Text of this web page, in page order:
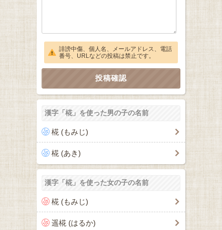
誹謗中傷、個人名、メールアドレス、電話
番号、URLなどの投稿は禁止です。
漢字「椛」を使った男の子の名前
椛 (もみじ)
椛 (あき)
漢字「椛」を使った女の子の名前
椛 (もみじ)
遥椛 (はるか)